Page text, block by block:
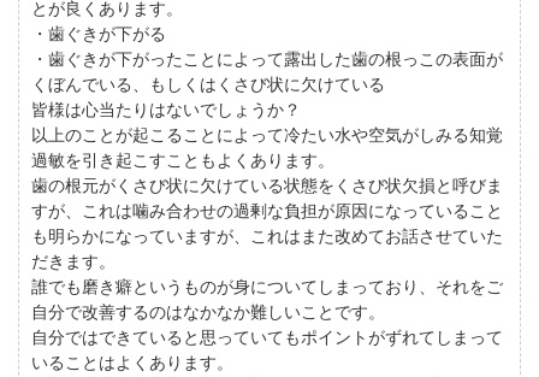
とが良くあります。
・歯ぐきが下がる
・歯ぐきが下がったことによって露出した歯の根っこの表面が
くぼんでいる、もしくはくさび状に欠けている
皆様は心当たりはないでしょうか？
以上のことが起こることによって冷たい水や空気がしみる知覚
過敏を引き起こすこともよくあります。
歯の根元がくさび状に欠けている状態をくさび状欠損と呼びま
すが、これは噛み合わせの過剰な負担が原因になっていること
も明らかになっていますが、これはまた改めてお話させていた
だきます。
誰でも磨き癖というものが身についてしまっており、それをご
自分で改善するのはなかなか難しいことです。
自分ではできていると思っていてもポイントがずれてしまって
いることはよくあります。